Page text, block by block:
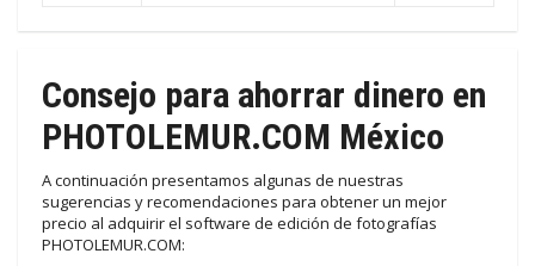
Consejo para ahorrar dinero en
PHOTOLEMUR.COM México
A continuación presentamos algunas de nuestras
sugerencias y recomendaciones para obtener un mejor
precio al adquirir el software de edición de fotografías
PHOTOLEMUR.COM: